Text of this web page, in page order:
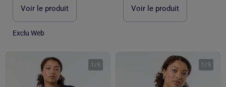
Voir le produit
Exclu Web
Voir le produit
1 / 6 1 / 5